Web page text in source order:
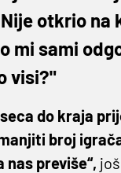
otkrio na
mi sami
visi?"
do kraja
broj
nas previše“,